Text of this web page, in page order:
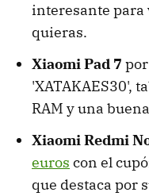
interesante para
quieras.
Xiaomi Pad 7 por
'XATAKAES30',
RAM y una
Xiaomi Redmi
euros con el
que destaca por